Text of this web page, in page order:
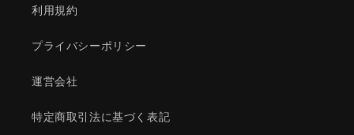
利用規約
プライバシーポリシー
運営会社
特定商取引法に基づく表記